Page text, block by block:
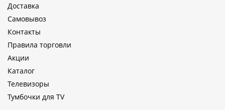
Доставка
Самовывоз
Контакты
Правила торговли
Акции
Каталог
Телевизоры
Тумбочки для TV